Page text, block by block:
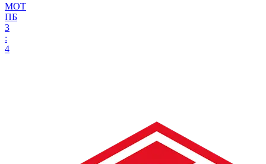
МОТ
ПБ
3
:
4